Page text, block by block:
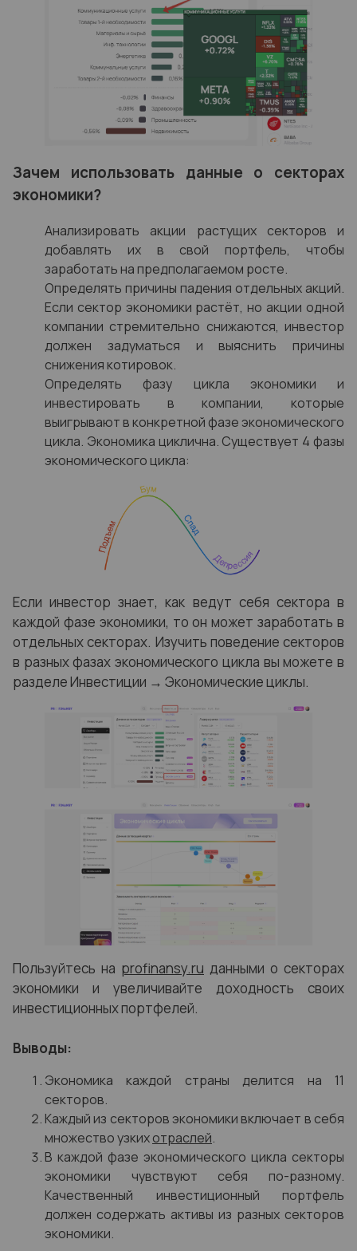
Зачем использовать данные о секторах
экономики?
Анализировать акции растущих секторов и
добавлять их в свой портфель, чтобы
заработать на предполагаемом росте.
Определять причины падения отдельных акций.
Если сектор экономики растёт, но акции одной
компании стремительно снижаются, инвестор
должен задуматься и выяснить причины
снижения котировок.
Определять фазу цикла экономики и
инвестировать в компании, которые
выигрывают в конкретной фазе экономического
цикла. Экономика циклична. Существует 4 фазы
экономического цикла:
Если инвестор знает, как ведут себя сектора в
каждой фазе экономики, то он может заработать в
отдельных секторах. Изучить поведение секторов
в разных фазах экономического цикла вы можете в
разделе Инвестиции → Экономические циклы.
Пользуйтесь на profinansy.ru данными о секторах
экономики и увеличивайте доходность своих
инвестиционных портфелей.
Выводы:
Экономика каждой страны делится на 11
секторов.
Каждый из секторов экономики включает в себя
множество узкихотраслей.
В каждой фазе экономического цикла секторы
экономики чувствуют себя по-разному.
Качественный инвестиционный портфель
должен содержать активы из разных секторов
экономики.